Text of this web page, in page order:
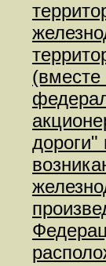
(вместе
дороги"